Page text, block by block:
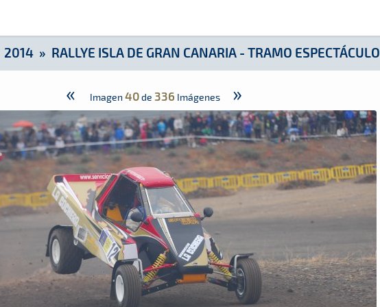
Espectáculo
2014» RALLYE ISLA DE GRAN CANARIA - TRAMO ESPECTÁCULO
« Imagen 40de 336 Imágenes »